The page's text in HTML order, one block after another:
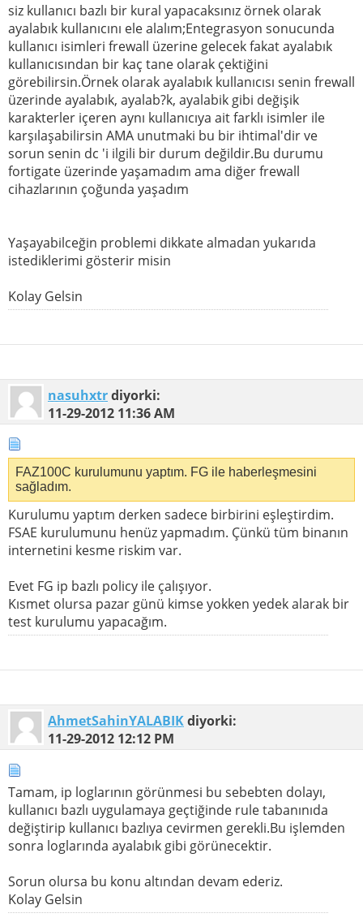
siz kullanıcı bazlı bir kural yapacaksınız örnek olarak
ayalabık kullanıcını ele alalım;Entegrasyon sonucunda
kullanıcı isimleri frewall üzerine gelecek fakat ayalabık
kullanıcısından bir kaç tane olarak çektiğini
görebilirsin.Örnek olarak ayalabık kullanıcısı senin frewall
üzerinde ayalabık, ayalab?k, ayalabik gibi değişik
karakterler içeren aynı kullanıcıya ait farklı isimler ile
karşılaşabilirsin AMA unutmaki bu bir ihtimal'dir ve
sorun senin dc 'i ilgili bir durum değildir.Bu durumu
fortigate üzerinde yaşamadım ama diğer frewall
cihazlarının çoğunda yaşadım
Yaşayabilceğin problemi dikkate almadan yukarıda
istediklerimi gösterir misin
Kolay Gelsin
nasuhxtrdiyorki:
11-29-2012 11:36 AM
FAZ100C kurulumunu yaptım. FG ile haberleşmesini
sağladım.
Kurulumu yaptım derken sadece birbirini eşleştirdim.
FSAE kurulumunu henüz yapmadım. Çünkü tüm binanın
internetini kesme riskim var.
Evet FG ip bazlı policy ile çalışıyor.
Kısmet olursa pazar günü kimse yokken yedek alarak bir
test kurulumu yapacağım.
AhmetSahinYALABIKdiyorki:
11-29-2012 12:12 PM
Tamam, ip loglarının görünmesi bu sebebten dolayı,
kullanıcı bazlı uygulamaya geçtiğinde rule tabanınıda
değiştirip kullanıcı bazlıya cevirmen gerekli.Bu işlemden
sonra loglarında ayalabık gibi görünecektir.
Sorun olursa bu konu altından devam ederiz.
Kolay Gelsin